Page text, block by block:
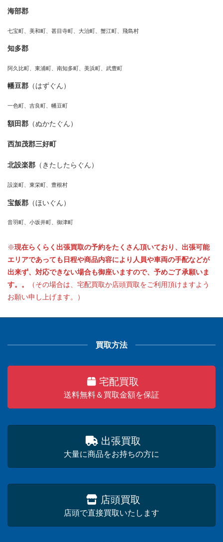
海部郡
七宝町、美和町、甚目寺町、大治町、蟹江町、飛島村
知多郡
阿久比町、東浦町、南知多町、美浜町、武豊町
幡豆郡 （はずぐん）
一色町、吉良町、幡豆町
額田郡 （ぬかたぐん）
西加茂郡三好町
北設楽郡 （きたしたらぐん）
設楽町、東栄町、豊根村
宝飯郡 （ほいぐん）
音羽町、小坂井町、御津町
※現在らくらく出張買取の予約をたくさん頂いており、出張可能
エリアであっても日程や商品内容により人員や車両の手配などが
出来ず、対応できない場合も御座いますので、予めご了承願いま
す。。
（その場合は、宅配買取か店頭買取をご利用頂けますよう
お願い申し上げます。）
買取方法
宅配買取
送料無料＆買取金額を保証
出張買取
大量に商品をお持ちの方に
店頭買取
店頭で直接買取いたします